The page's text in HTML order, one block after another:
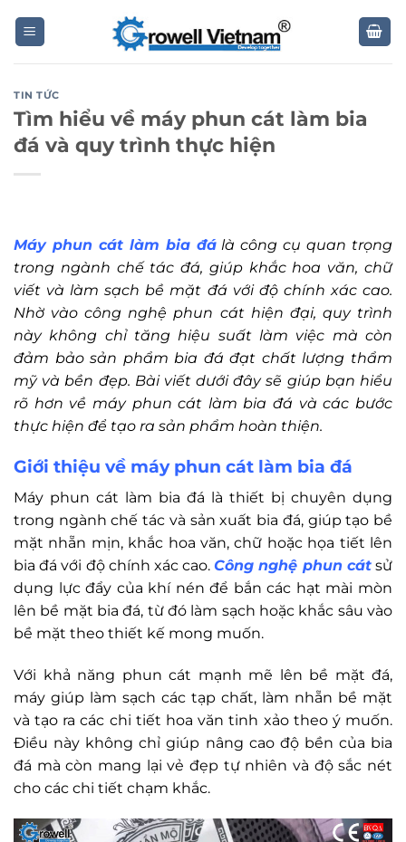
TIN TỨC
Tìm hiểu về máy phun cát làm bia
đá và quy trình thực hiện
Máy phun cát làm bia đálà công cụ quan trọng
trong ngành chế tác đá, giúp khắc hoa văn, chữ
viết và làm sạch bề mặt đá với độ chính xác cao.
Nhờ vào công nghệ phun cát hiện đại, quy trình
này không chỉ tăng hiệu suất làm việc mà còn
đảm bảo sản phẩm bia đá đạt chất lượng thẩm
mỹ và bền đẹp. Bài viết dưới đây sẽ giúp bạn hiểu
rõ hơn về máy phun cát làm bia đá và các bước
thực hiện để tạo ra sản phẩm hoàn thiện.
Giới thiệu về máy phun cát làm bia đá
Máy phun cát làm bia đá là thiết bị chuyên dụng
trong ngành chế tác và sản xuất bia đá, giúp tạo bề
mặt nhẵn mịn, khắc hoa văn, chữ hoặc họa tiết lên
bia đá với độ chính xác cao.Công nghệ phun cátsử
dụng lực đẩy của khí nén để bắn các hạt mài mòn
lên bề mặt bia đá, từ đó làm sạch hoặc khắc sâu vào
bề mặt theo thiết kế mong muốn.
Với khả năng phun cát mạnh mẽ lên bề mặt đá,
máy giúp làm sạch các tạp chất, làm nhẵn bề mặt
và tạo ra các chi tiết hoa văn tinh xảo theo ý muốn.
Điều này không chỉ giúp nâng cao độ bền của bia
đá mà còn mang lại vẻ đẹp tự nhiên và độ sắc nét
cho các chi tiết chạm khắc.